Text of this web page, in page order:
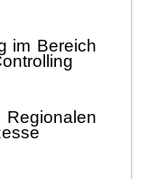
im Bereich